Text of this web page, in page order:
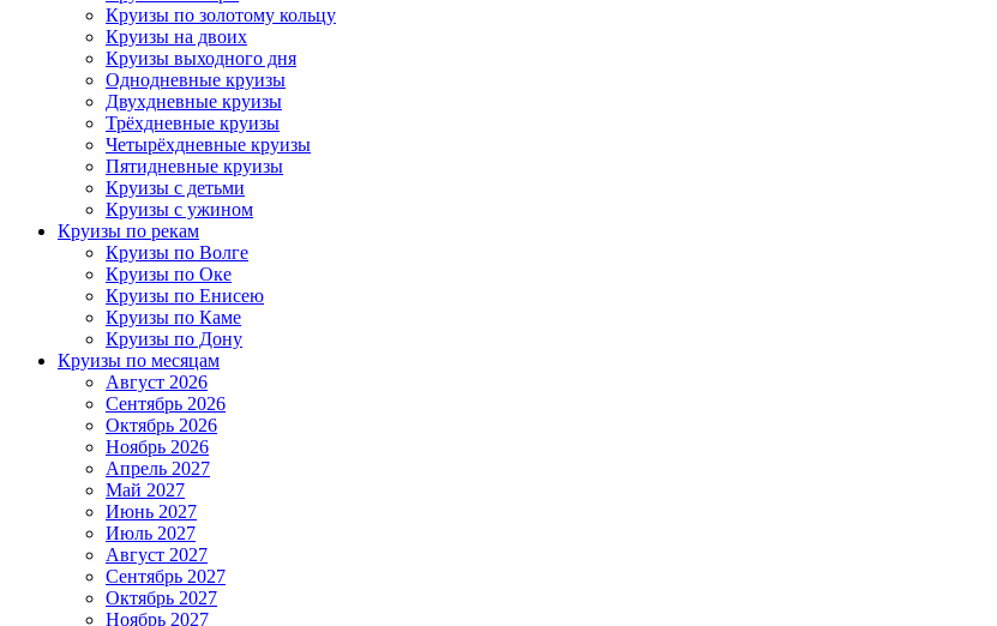
Круизы по золотому кольцу
Круизы на двоих
Круизы выходного дня
Однодневные круизы
Двухдневные круизы
Трёхдневные круизы
Четырёхдневные круизы
Пятидневные круизы
Круизы с детьми
Круизы с ужином
Круизы по рекам
Круизы по Волге
Круизы по Оке
Круизы по Енисею
Круизы по Каме
Круизы по Дону
Круизы по месяцам
Август 2026
Сентябрь 2026
Октябрь 2026
Ноябрь 2026
Апрель 2027
Май 2027
Июнь 2027
Июль 2027
Август 2027
Сентябрь 2027
Октябрь 2027
Ноябрь 2027